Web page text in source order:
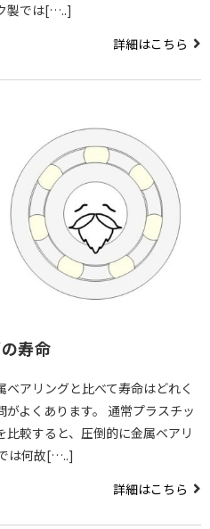
製では[…..]
詳細はこちら
寿命
ベアリングと比べて寿命はどれく
よくあります。 通常プラスチッ
較すると、圧倒的に金属ベアリ
は何故[…..]
詳細はこちら